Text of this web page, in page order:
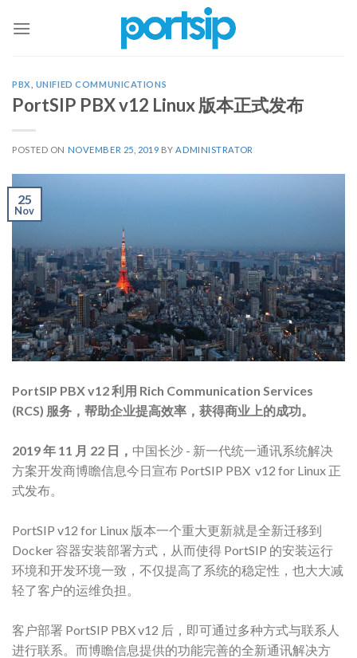
PBX UNIFIED COMMUNICATIONS
PortSIP PBX v12 Linux 版本正式发布
POSTED ON NOVEMBER 25, 2019 BY ADMINISTRATOR
25
Nov
PortSIP PBX v12 利用 Rich Communication Services
(RCS) 服务，帮助企业提高效率，获得商业上的成功。
2019 年 11 月 22 日， 中国长沙 - 新一代统一通讯系统解决
方案开发商博瞻信息今日宣布 PortSIP PBX v12 for Linux 正
式发布。
PortSIP v12 for Linux 版本一个重大更新就是全新迁移到
Docker 容器安装部署方式，从而使得 PortSIP 的安装运行
环境和开发环境一致，不仅提高了系统的稳定性，也大大减
轻了客户的运维负担。
客户部署 PortSIP PBX v12 后，即可通过多种方式与联系人
进行联系。而博瞻信息提供的功能完善的全新通讯解决方